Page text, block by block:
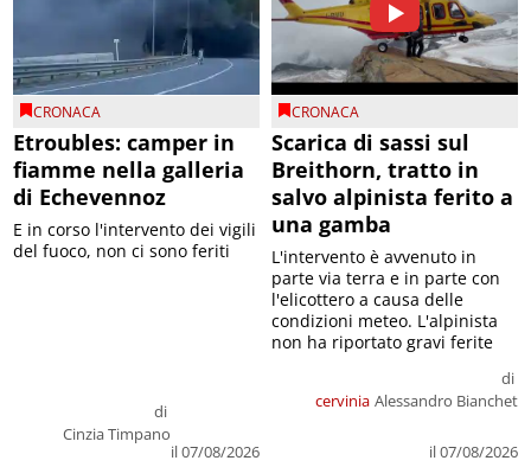
CRONACA
Etroubles: camper in
fiamme nella galleria
di Echevennoz
di
Cinzia Timpano
il 07/08/2026
E in corso l'intervento dei vigili
del fuoco, non ci sono feriti
CRONACA
Scarica di sassi sul
Breithorn, tratto in
salvo alpinista ferito a
una gamba
cervinia
di
Alessandro Bianchet
il 07/08/2026
L'intervento è avvenuto in
parte via terra e in parte con
l'elicottero a causa delle
condizioni meteo. L'alpinista
non ha riportato gravi ferite